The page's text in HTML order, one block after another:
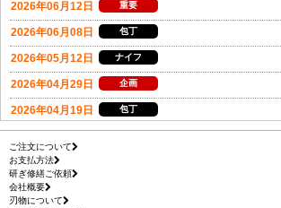
ご注文について
お支払方法
研ぎ修繕ご依頼
会社概要
刃物について